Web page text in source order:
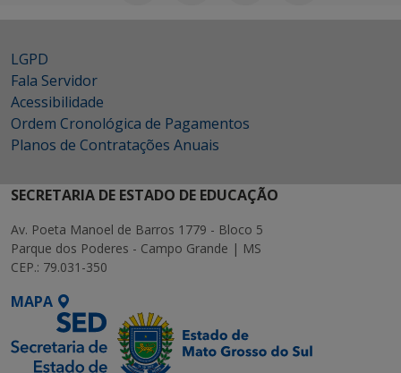
LGPD
Fala Servidor
Acessibilidade
Ordem Cronológica de Pagamentos
Planos de Contratações Anuais
SECRETARIA DE ESTADO DE EDUCAÇÃO
Av. Poeta Manoel de Barros 1779 - Bloco 5
Parque dos Poderes - Campo Grande | MS
CEP.: 79.031-350
MAPA